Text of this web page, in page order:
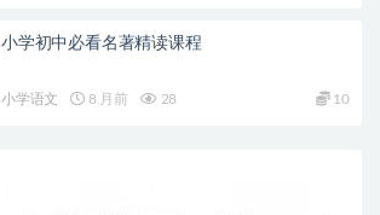
小学初中必看名著精读课程
小学语文 8 月前 28 10